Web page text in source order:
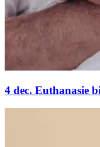
4 dec. Euthanasie